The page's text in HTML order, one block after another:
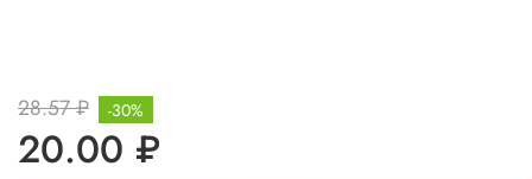
28.57 ₽
20.00 ₽
-30%